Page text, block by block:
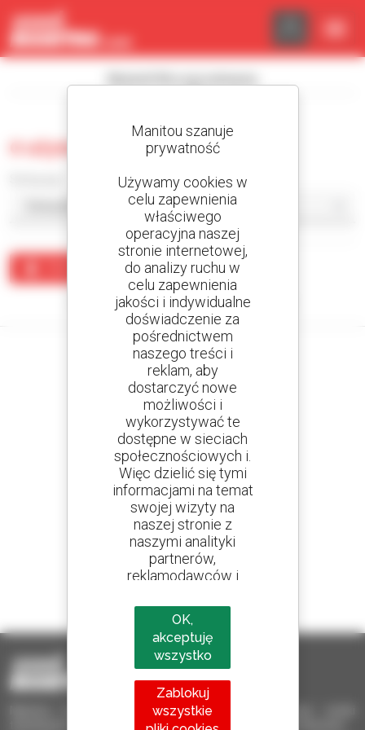
0 używana koparka
Żaden wynik nie odpowiada wyszukiwaniu.
Utwórz swoje alerty
i otrzymuj ogłoszenia o sprzęcie używanym
800 dealerów
Manitou na całym świecie
Manitou Używane – Używany sprzęt przeładunkowy: wózki
teleskopowe, wózki masztowe, samojezdne podnośniki koszowe
Panel zarządzania plikami cookies
Manitou szanuje
prywatność
Używamy cookies w
celu zapewnienia
właściwego
operacyjna naszej
stronie internetowej,
do analizy ruchu w
celu zapewnienia
jakości i indywidualne
doświadczenie za
pośrednictwem
naszego treści i
reklam, aby
dostarczyć nowe
możliwości i
wykorzystywać te
dostępne w sieciach
społecznościowych i.
Więc dzielić się tymi
informacjami na temat
swojej wizyty na
naszej stronie z
naszymi analityki
partnerów,
reklamodawców i
OK,
akceptuję
wszystko
Zablokuj
wszystkie